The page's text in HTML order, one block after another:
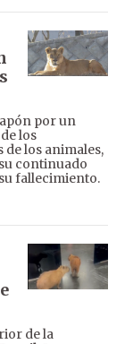
por un
los
de los animales,
continuado
fallecimiento.
de la